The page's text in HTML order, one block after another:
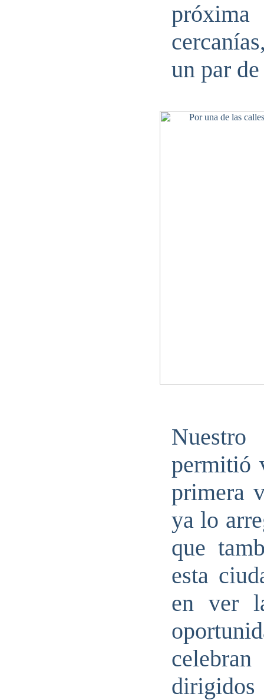
un par
permitió
primera
ya lo
que
esta
en ver
dirigidos